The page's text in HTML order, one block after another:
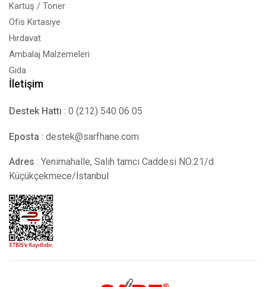
Kartuş / Toner
Ofis Kırtasiye
Hırdavat
Ambalaj Malzemeleri
Gıda
İletişim
Destek Hattı : 0 (212) 540 06 05
Eposta : destek@sarfhane.com
Adres : Yenimahalle, Salih tamcı Caddesi NO:21/d
Küçükçekmece/İstanbul